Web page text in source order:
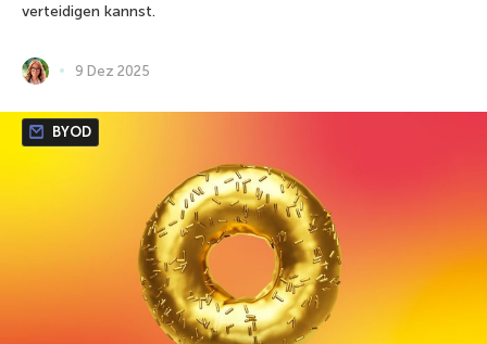
verteidigen kannst.
9 Dez 2025
BYOD